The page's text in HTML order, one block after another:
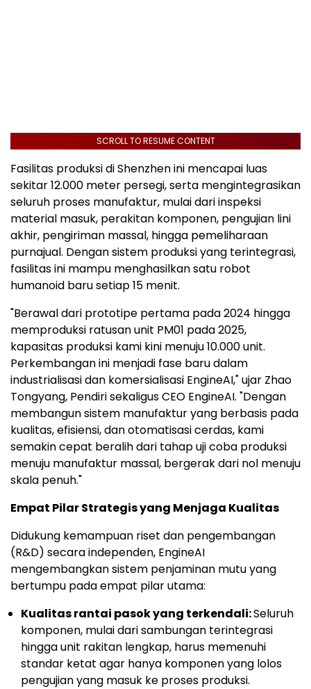
SCROLL TO RESUME CONTENT
Fasilitas produksi di Shenzhen ini mencapai luas
sekitar 12.000 meter persegi, serta mengintegrasikan
seluruh proses manufaktur, mulai dari inspeksi
material masuk, perakitan komponen, pengujian lini
akhir, pengiriman massal, hingga pemeliharaan
purnajual. Dengan sistem produksi yang terintegrasi,
fasilitas ini mampu menghasilkan satu robot
humanoid baru setiap 15 menit.
"Berawal dari prototipe pertama pada 2024 hingga
memproduksi ratusan unit PM01 pada 2025,
kapasitas produksi kami kini menuju 10.000 unit.
Perkembangan ini menjadi fase baru dalam
industrialisasi dan komersialisasi EngineAI," ujar Zhao
Tongyang, Pendiri sekaligus CEO EngineAI. "Dengan
membangun sistem manufaktur yang berbasis pada
kualitas, efisiensi, dan otomatisasi cerdas, kami
semakin cepat beralih dari tahap uji coba produksi
menuju manufaktur massal, bergerak dari nol menuju
skala penuh."
Empat Pilar Strategis yang Menjaga Kualitas
Didukung kemampuan riset dan pengembangan
(R&D) secara independen, EngineAI
mengembangkan sistem penjaminan mutu yang
bertumpu pada empat pilar utama:
Kualitas rantai pasok yang terkendali:Seluruh
komponen, mulai dari sambungan terintegrasi
hingga unit rakitan lengkap, harus memenuhi
standar ketat agar hanya komponen yang lolos
pengujian yang masuk ke proses produksi.